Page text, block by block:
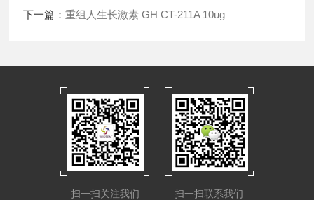
下一篇：重组人生长激素 GH CT-211A 10ug
扫一扫关注我们 扫一扫联系我们